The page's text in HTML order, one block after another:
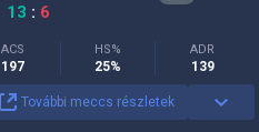
13 : 6
ACS
197
HS%
25%
ADR
139
További meccs részletek